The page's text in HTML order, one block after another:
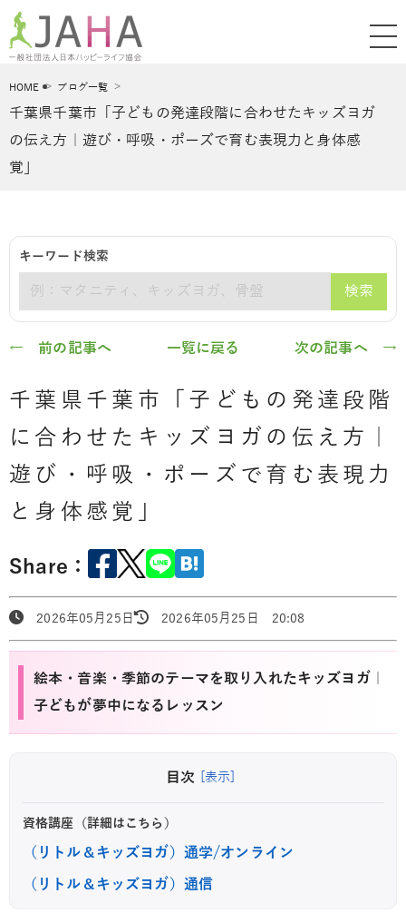
HOME ブログ一覧
千葉県千葉市「子どもの発達段階に合わせたキッズヨガ
の伝え方｜遊び・呼吸・ポーズで育む表現力と身体感
覚」
キーワード検索
検索
← 前の記事へ 一覧に戻る 次の記事へ →
千葉県千葉市「子どもの発達段階
に合わせたキッズヨガの伝え方｜
遊び・呼吸・ポーズで育む表現力
と身体感覚」
Share：
2026年05月25日 2026年05月25日 20:08
絵本・音楽・季節のテーマを取り入れたキッズヨガ｜
子どもが夢中になるレッスン
目次 [表示]
資格講座（詳細はこちら）
（リトル＆キッズヨガ）通学/オンライン
（リトル＆キッズヨガ）通信